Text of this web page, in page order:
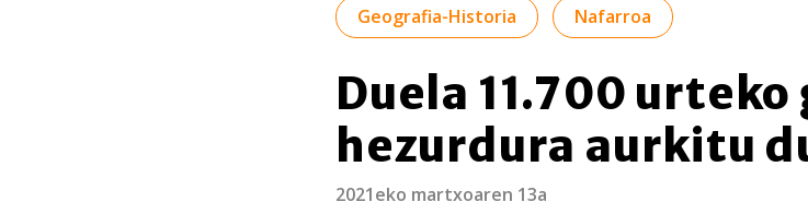
Geografia-Historia Nafarroa
Duela 11.700
hezurdura aurkitu
2021eko martxoaren 13a